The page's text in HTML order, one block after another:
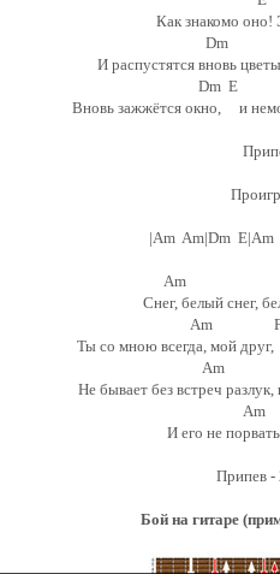
Как знакомо
Dm
И распустятся вновь
Dm E
Вновь зажжётся окно, и
|Am Am|Dm E|Am
Am
Снег, белый снег,
Am F
Ты со мною всегда, мой
Am
Не бывает без встреч
Am F
И его не
Припев -
Бой на гитаре